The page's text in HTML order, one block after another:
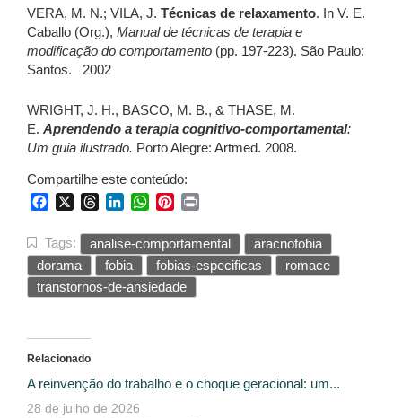
VERA, M. N.; VILA, J. Técnicas de relaxamento. In V. E.
Caballo (Org.), Manual de técnicas de terapia e
modificação do comportamento (pp. 197-223). São Paulo:
Santos. 2002
WRIGHT, J. H., BASCO, M. B., & THASE, M.
E. Aprendendo a terapia cognitivo-comportamental:
Um guia ilustrado. Porto Alegre: Artmed. 2008.
Compartilhe este conteúdo:
FacebookThreadsLinkedInWhatsApp
Pinterest
Tags: analise-comportamental
aracnofobia
dorama
fobia fobias-especificas
romace
transtornos-de-ansiedade
Relacionado
A reinvenção do trabalho e o choque geracional: um...
28 de julho de 2026